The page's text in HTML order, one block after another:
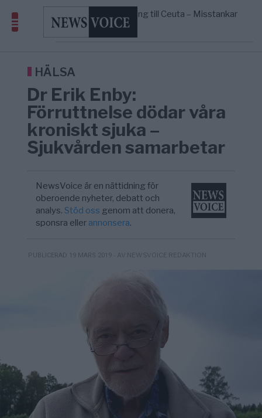
3/8
Massiv anstormning till Ceuta – Misstankar
om amerikansk påverkan
MIDDLE EAST
Pentagon: US Capacity to Fight Iran is
borde avgöra all utrikespolitik
HÄLSA
Dr Erik Enby:
Förruttnelse dödar våra
kroniskt sjuka –
Sjukvården samarbetar
NewsVoice är en nättidning för
oberoende nyheter, debatt och
analys.Stöd oss genom att donera,
sponsra eller annonsera.
PUBLICERAD 19 MARS 2019 - AV NEWSVOICE REDAKTION